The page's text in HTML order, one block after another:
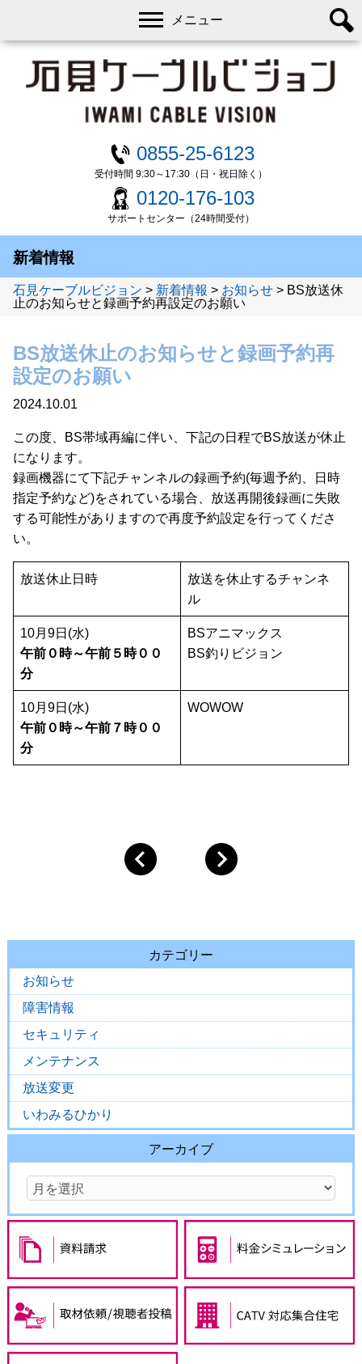
0855-25-6123
受付時間 9:30～17:30（日・祝日除く）
0120-176-103
サポートセンター（24時間受付）
メニュー
新着情報
石見ケーブルビジョン > 新着情報 > お知らせ > BS放送休
止のお知らせと録画予約再設定のお願い
BS放送休止のお知らせと録画予約再
設定のお願い
2024.10.01
この度、BS帯域再編に伴い、下記の日程でBS放送が休止
になります。
録画機器にて下記チャンネルの録画予約(毎週予約、日時
指定予約など)をされている場合、放送再開後録画に失敗
する可能性がありますので再度予約設定を行ってくださ
い。
放送休止日時
放送を休止するチャンネ
ル
10月9日(水)
午前０時～午前５時００
分
BSアニマックス
BS釣りビジョン
10月9日(水)
午前０時～午前７時００
分
WOWOW
カテゴリー
お知らせ
障害情報
セキュリティ
メンテナンス
放送変更
いわみるひかり
アーカイブ